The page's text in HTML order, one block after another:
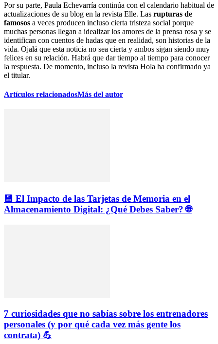
Por su parte, Paula Echevarría continúa con el calendario habitual de
actualizaciones de su blog en la revista Elle. Las rupturas de
famosos a veces producen incluso cierta tristeza social porque
muchas personas llegan a idealizar los amores de la prensa rosa y se
identifican con cuentos de hadas que en realidad, son historias de la
vida. Ojalá que esta noticia no sea cierta y ambos sigan siendo muy
felices en su relación. Habrá que dar tiempo al tiempo para conocer
la respuesta. De momento, incluso la revista Hola ha confirmado ya
el titular.
Artículos relacionadosMás del autor
💾 El Impacto de las Tarjetas de Memoria en el
Almacenamiento Digital: ¿Qué Debes Saber? 🌐
7 curiosidades que no sabías sobre los entrenadores
personales (y por qué cada vez más gente los
contrata) 💪